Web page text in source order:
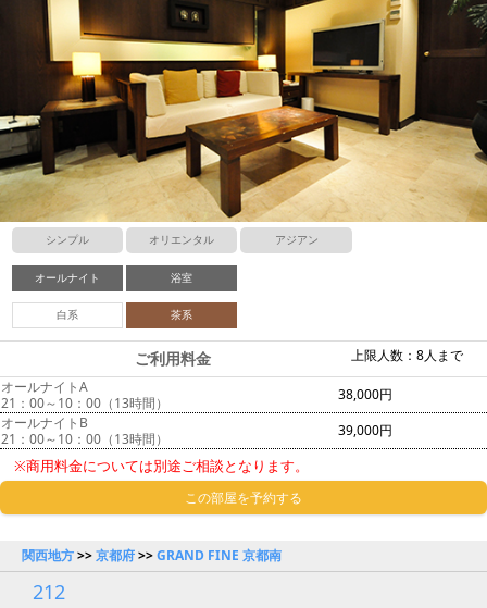
シンプル オリエンタル アジアン
オールナイト 浴室
白系 茶系
上限人数：8人まで
ご利用料金
オールナイトA
21：00～10：00（13時間）
38,000円
オールナイトB
21：00～10：00（13時間）
39,000円
※商用料金については別途ご相談となります。
この部屋を予約する
関西地方>>京都府>>GRAND FINE 京都南
212